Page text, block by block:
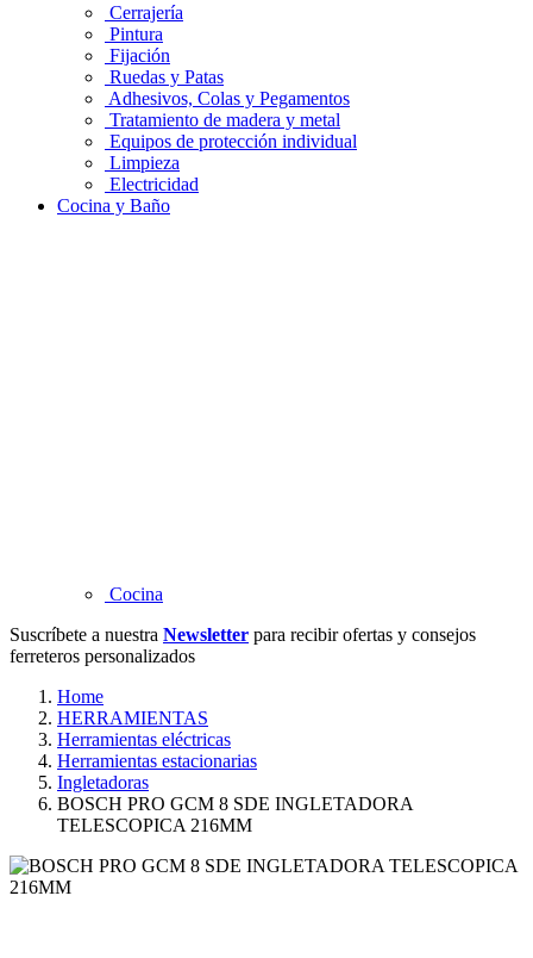
Cerrajería
Pintura
Fijación
Ruedas y Patas
Adhesivos, Colas y Pegamentos
Tratamiento de madera y metal
Equipos de protección individual
Limpieza
Electricidad
Cocina y Baño
Cocina
Suscríbete a nuestra Newsletter para recibir ofertas y consejos
ferreteros personalizados
Home
HERRAMIENTAS
Herramientas eléctricas
Herramientas estacionarias
Ingletadoras
BOSCH PRO GCM 8 SDE INGLETADORA
TELESCOPICA 216MM